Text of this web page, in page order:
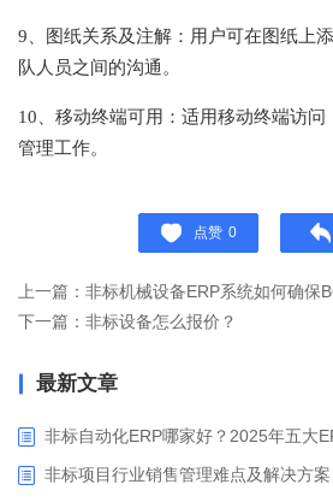
9、图纸关系及注解：用户可在图纸上
队人员之间的沟通。
10、移动终端可用：适用移动终端访
管理工作。
点赞 0
上一篇：非标机械设备ERP系统如何确保
下一篇：非标设备怎么报价？
最新文章
非标自动化ERP哪家好？2025年五大
非标项目行业销售管理难点及解决方案